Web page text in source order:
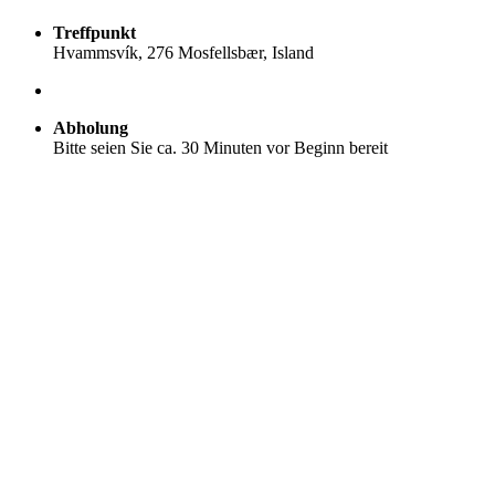
Treffpunkt
Hvammsvík, 276 Mosfellsbær, Island
Abholung
Bitte seien Sie ca. 30 Minuten vor Beginn bereit